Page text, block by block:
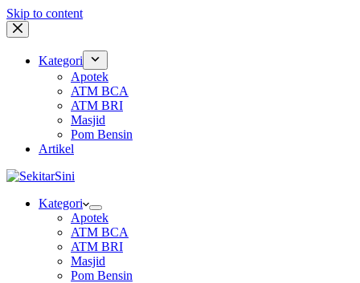
Skip to content
Kategori
Apotek
ATM BCA
ATM BRI
Masjid
Pom Bensin
Artikel
Kategori
Apotek
ATM BCA
ATM BRI
Masjid
Pom Bensin